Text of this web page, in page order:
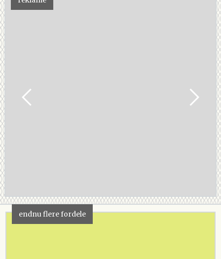
Når croissanterne er færdighævede, skal de tages ud af
min.
Herefter skrues ovnen ned til 180 grader og
endnu flere fordele